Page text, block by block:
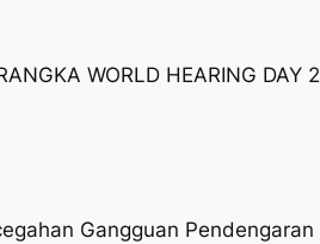
WORLD HEARING DAY
Gangguan